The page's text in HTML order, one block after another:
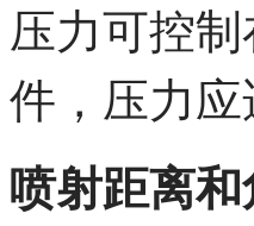
压力可控
件，压力
喷射距离